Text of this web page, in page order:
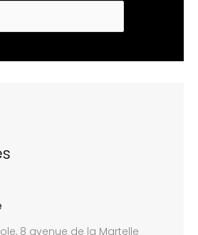
8 avenue de la Martelle